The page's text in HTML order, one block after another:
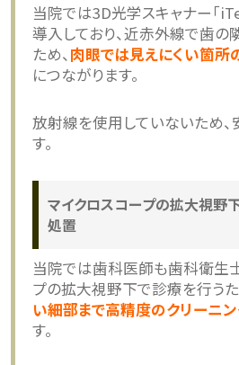
当院では3D光学スキャナー「
導入しており、近赤外線で歯の
ため、 肉眼では見えにくい箇所
につながります。
放射線を使用していないため
す。
マイクロスコープの拡大視野
処置
当院では歯科医師も歯科衛生
プの拡大視野下で診療を行うた
い細部まで高精度のクリーニ
す。